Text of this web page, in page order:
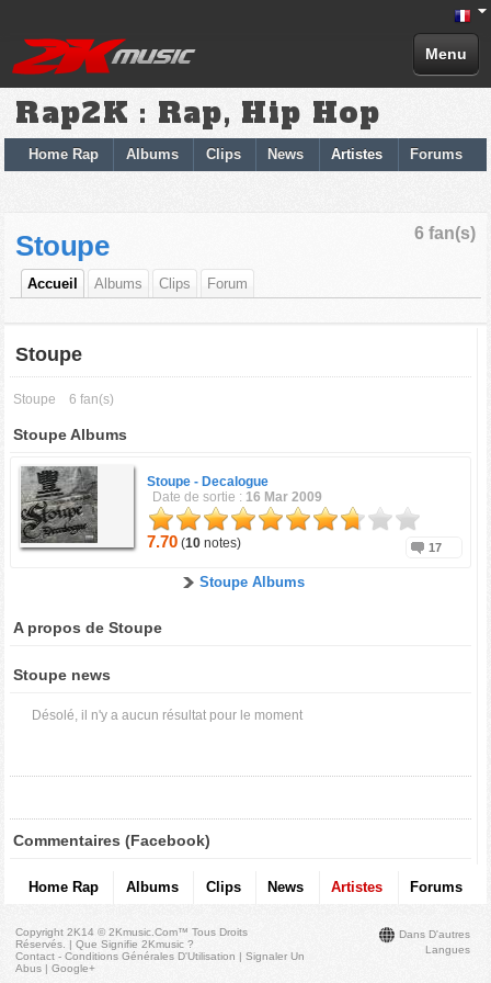
Menu
Rap2K : Rap, Hip Hop
Home Rap Albums Clips News Artistes Forums
6 fan(s)
Stoupe
Accueil Albums Clips Forum
Stoupe
Stoupe 6 fan(s)
Stoupe Albums
Stoupe - Decalogue
Date de sortie : 16 Mar 2009
7.70 (10 notes) 17
Stoupe Albums
A propos de Stoupe
Stoupe news
Désolé, il n'y a aucun résultat pour le moment
Commentaires (Facebook)
Home Rap Albums Clips News Artistes Forums
Dans D'autres
Langues
Copyright 2K14 © 2Kmusic.com™Tous Droits
Réservés . |Que Signifie 2Kmusic ?
Contact - Conditions Générales D'Utilisation |Signaler Un
Abus |Google+